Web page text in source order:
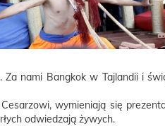
nami Bangkok w Tajlandii i
wymieniają się
odwiedzają żywych.